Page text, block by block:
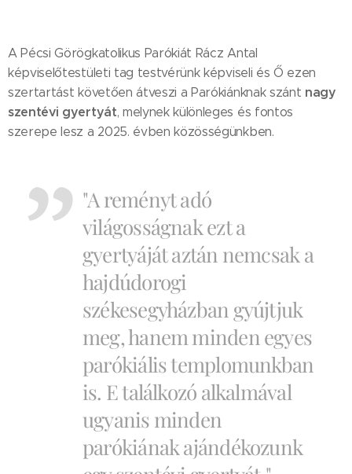
A Pécsi Görögkatolikus Parókiát Rácz Antal
képviselőtestületi tag testvérünk képviseli és Ő ezen
szertartást követően átveszi a Parókiánknak szánt nagy
szentévi gyertyát, melynek különleges és fontos
szerepe lesz a 2025. évben közösségünkben.
"A reményt adó
világosságnak ezt a
gyertyáját aztán nemcsak a
hajdúdorogi
székesegyházban gyújtjuk
meg, hanem minden egyes
parókiális templomunkban
is. E találkozó alkalmával
ugyanis minden
parókiának ajándékozunk